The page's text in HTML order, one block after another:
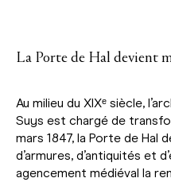
La Porte de Hal devient
Au milieu du XIXᵉ siècle,
Suys est chargé de
mars 1847, la Porte de Hal
d’armures, d’antiquités et
agencement médiéval la